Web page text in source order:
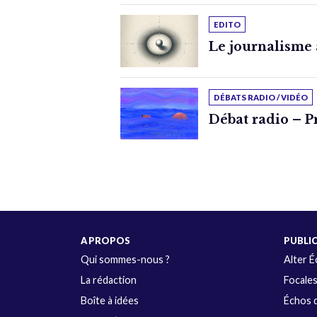
EDITO
Le journalisme
DÉBATS RADIO / VIDÉO
Débat radio –
A PROPOS
Qui sommes-nous ?
La rédaction
Boîte à idées
Alter
Focales
Échos